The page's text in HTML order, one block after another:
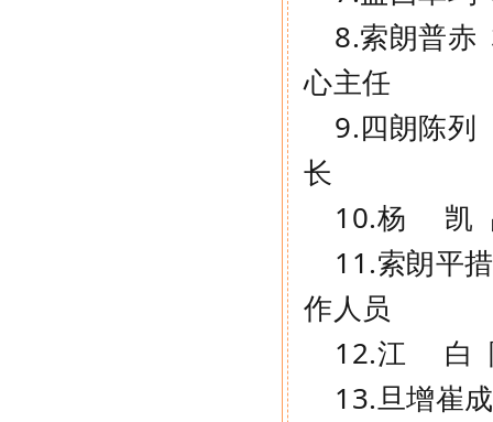
8.索朗普赤
心主任
9.四朗陈列
长
10.杨 凯
11.索朗平
作人员
12.江 白
13.旦增崔